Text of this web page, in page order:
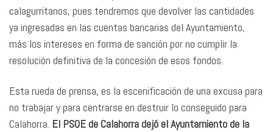
calagurritanos, pues tendremos que devolver las cantidades
ya ingresadas en las cuentas bancarias del Ayuntamiento,
más los intereses en forma de sanción por no cumplir la
resolución definitiva de la concesión de esos fondos.
Esta rueda de prensa, es la escenificación de una excusa para
no trabajar y para centrarse en destruir lo conseguido para
Calahorra. El PSOE de Calahorra dejó el Ayuntamiento de la